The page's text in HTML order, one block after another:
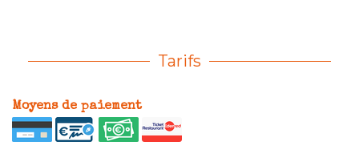
Tarifs
Moyens de paiement